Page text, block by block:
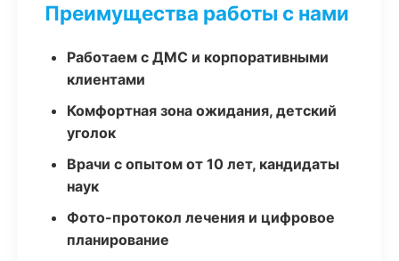
Преимущества работы с нами
Работаем с ДМС и корпоративными
клиентами
Комфортная зона ожидания, детский
уголок
Врачи с опытом от 10 лет, кандидаты
наук
Фото-протокол лечения и цифровое
планирование